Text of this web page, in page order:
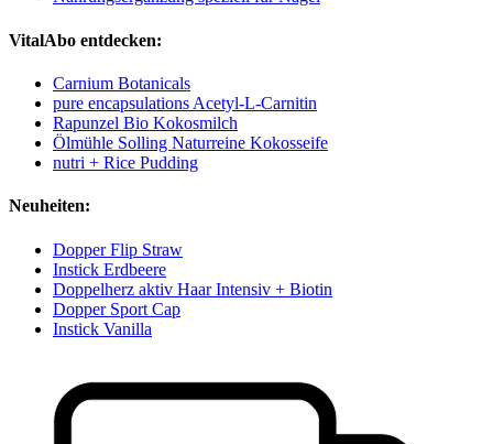
VitalAbo entdecken:
Carnium Botanicals
pure encapsulations Acetyl-L-Carnitin
Rapunzel Bio Kokosmilch
Ölmühle Solling Naturreine Kokosseife
nutri + Rice Pudding
Neuheiten:
Dopper Flip Straw
Instick Erdbeere
Doppelherz aktiv Haar Intensiv + Biotin
Dopper Sport Cap
Instick Vanilla